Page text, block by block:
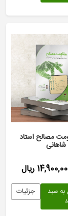
مصالح استاد
شاهانی
به سبد
جزئیات